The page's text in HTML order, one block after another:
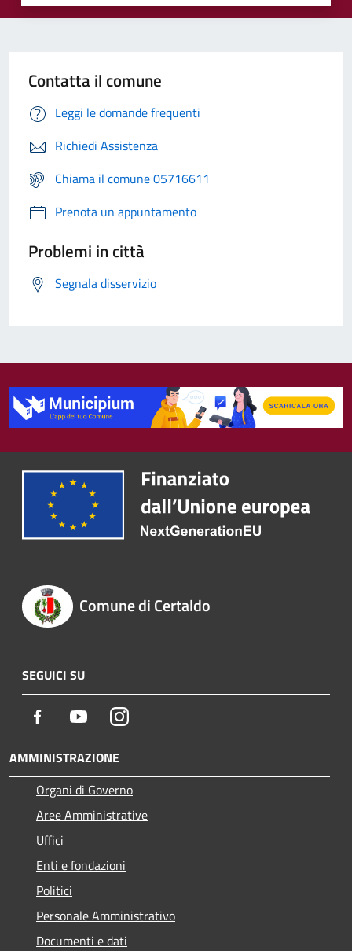
Contatta il comune
Leggi le domande frequenti
Richiedi Assistenza
Chiama il comune 05716611
Prenota un appuntamento
Problemi in città
Segnala disservizio
Comune di Certaldo
SEGUICI SU
Facebook YoutubeInstagram
AMMINISTRAZIONE
Organi di Governo
Aree Amministrative
Uffici
Enti e fondazioni
Politici
Personale Amministrativo
Documenti e dati